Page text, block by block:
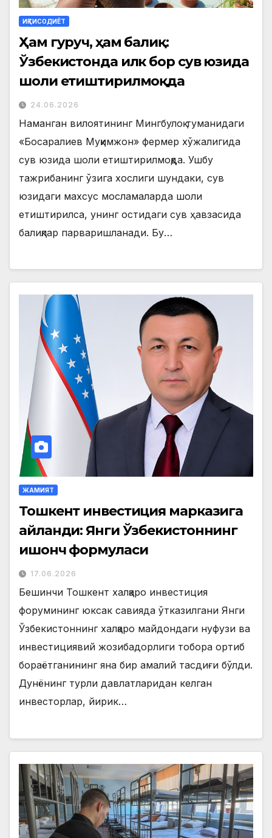
ИҚТИСОДИЁТ
Ҳам гуруч, ҳам балиқ:
Ўзбекистонда илк бор сув юзида
шоли етиштирилмоқда
24.06.2026
Наманган вилоятининг Мингбулоқ туманидаги
«Босаралиев Муқимжон» фермер хўжалигида
сув юзида шоли етиштирилмоқда. Ушбу
тажрибанинг ўзига хослиги шундаки, сув
юзидаги махсус мосламаларда шоли
етиштирилса, унинг остидаги сув ҳавзасида
балиқлар парваришланади. Бу…
ЖАМИЯТ
Тошкент инвестиция марказига
айланди: Янги Ўзбекистоннинг
ишонч формуласи
17.06.2026
Бешинчи Тошкент халқаро инвестиция
форумининг юксак савияда ўтказилгани Янги
Ўзбекистоннинг халқаро майдондаги нуфузи ва
инвестициявий жозибадорлиги тобора ортиб
бораётганининг яна бир амалий тасдиғи бўлди.
Дунёнинг турли давлатларидан келган
инвесторлар, йирик…